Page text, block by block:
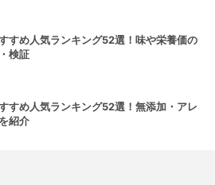
すめ人気ランキング52選！味や栄養価の
検証
すめ人気ランキング52選！無添加・アレ
紹介